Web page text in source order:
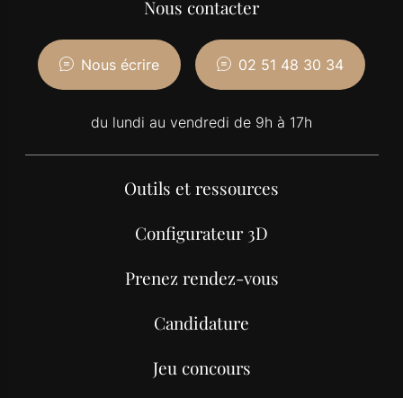
Outils et ressources
Configurateur 3D
Prenez rendez-vous
Candidature
Jeu concours
Nous contacter
Nous écrire 02 51 48 30 34
du lundi au vendredi de 9h à 17h